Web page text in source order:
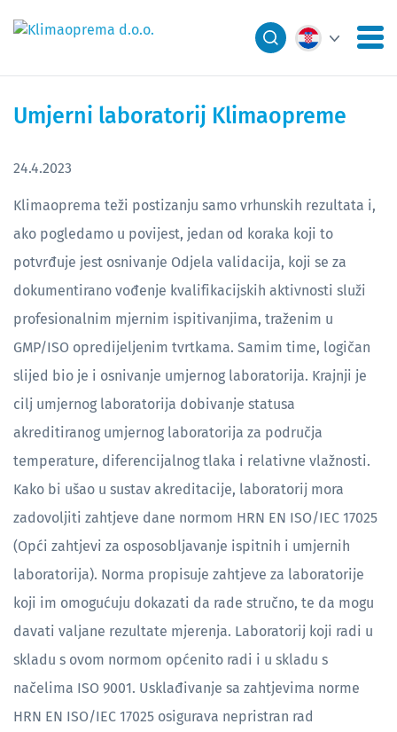
Umjerni laboratorij Klimaopreme
24.4.2023
Klimaoprema teži postizanju samo vrhunskih rezultata i,
ako pogledamo u povijest, jedan od koraka koji to
potvrđuje jest osnivanje Odjela validacija, koji se za
dokumentirano vođenje kvalifikacijskih aktivnosti služi
profesionalnim mjernim ispitivanjima, traženim u
GMP/ISO opredijeljenim tvrtkama. Samim time, logičan
slijed bio je i osnivanje umjernog laboratorija. Krajnji je
cilj umjernog laboratorija dobivanje statusa
akreditiranog umjernog laboratorija za područja
temperature, diferencijalnog tlaka i relativne vlažnosti.
Kako bi ušao u sustav akreditacije, laboratorij mora
zadovoljiti zahtjeve dane normom HRN EN ISO/IEC 17025
(Opći zahtjevi za osposobljavanje ispitnih i umjernih
laboratorija). Norma propisuje zahtjeve za laboratorije
koji im omogućuju dokazati da rade stručno, te da mogu
davati valjane rezultate mjerenja. Laboratorij koji radi u
skladu s ovom normom općenito radi i u skladu s
načelima ISO 9001. Usklađivanje sa zahtjevima norme
HRN EN ISO/IEC 17025 osigurava nepristran rad